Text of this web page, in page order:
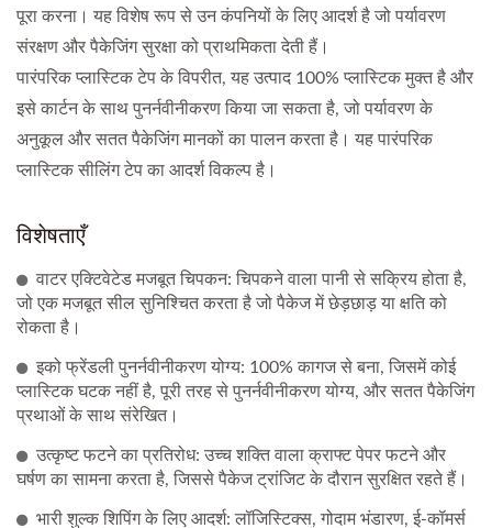
पूरा करना। यह विशेष रूप से उन कंपनियों के लिए आदर्श है जो पर्यावरण
संरक्षण और पैकेजिंग सुरक्षा को प्राथमिकता देती हैं।
पारंपरिक प्लास्टिक टेप के विपरीत, यह उत्पाद 100% प्लास्टिक मुक्त है और
इसे कार्टन के साथ पुनर्नवीनीकरण किया जा सकता है, जो पर्यावरण के
अनुकूल और सतत पैकेजिंग मानकों का पालन करता है। यह पारंपरिक
प्लास्टिक सीलिंग टेप का आदर्श विकल्प है।
विशेषताएँ
वाटर एक्टिवेटेड मजबूत चिपकन: चिपकने वाला पानी से सक्रिय होता है,
जो एक मजबूत सील सुनिश्चित करता है जो पैकेज में छेड़छाड़ या क्षति को
रोकता है।
इको फ्रेंडली पुनर्नवीनीकरण योग्य: 100% कागज से बना, जिसमें कोई
प्लास्टिक घटक नहीं है, पूरी तरह से पुनर्नवीनीकरण योग्य, और सतत पैकेजिंग
प्रथाओं के साथ संरेखित।
उत्कृष्ट फटने का प्रतिरोध: उच्च शक्ति वाला क्राफ्ट पेपर फटने और
घर्षण का सामना करता है, जिससे पैकेज ट्रांजिट के दौरान सुरक्षित रहते हैं।
भारी शुल्क शिपिंग के लिए आदर्श: लॉजिस्टिक्स, गोदाम भंडारण, ई-कॉमर्स